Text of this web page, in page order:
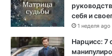
себя и
1 неделя ago
Нарцисс: 7